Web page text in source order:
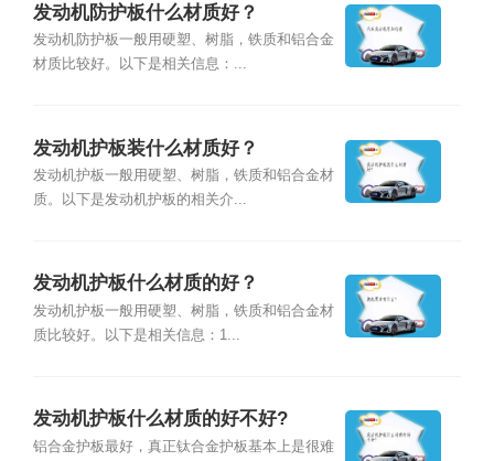
发动机防护板什么材质好？
发动机防护板一般用硬塑、树脂，铁质和铝合金
材质比较好。以下是相关信息：...
发动机护板装什么材质好？
发动机护板一般用硬塑、树脂，铁质和铝合金材
质。以下是发动机护板的相关介...
发动机护板什么材质的好？
发动机护板一般用硬塑、树脂，铁质和铝合金材
质比较好。以下是相关信息：1...
发动机护板什么材质的好不好?
铝合金护板最好，真正钛合金护板基本上是很难